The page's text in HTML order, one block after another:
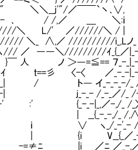
'" ＼＼__j'"/／￣￣`丶､
, -- ､ / /,／ ＿ ＼:ｉ
＼ L/' ／//////＼ / | ｲ
＼_ ∧,／ //////////i_,Lノ_
／ ――＼/////////ｲ_{_／|_-|
}￣ 人 ノ ＞―=≦== ７_-
ｲ ｔ==彡 〈-〈 ／_-_-
|__| / ト― イ_-_-_-/_ /
| ｊ_-_- /_-_／/_ /-
' :' {_-_-|_,／-,/_ /_〉
∧ / | __{_-_-,/_ /
' / ｉ ∨ ヽ_/_-'_-
ｉ / | {i V__{_／
ﾆ |i ／ﾆ ／_-,